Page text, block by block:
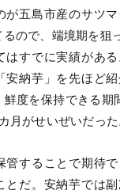
が五島市産のサツ
ので、端境期を狙
はすでに実績があ
安納芋」を先ほど紹
鮮度を保持できる期
月がせいぜいだった
管することで期待
とだ。安納芋では